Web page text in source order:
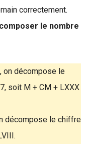
correctement.
le nombre
on décompose le
soit M + CM + LXXX
décompose le chiffre